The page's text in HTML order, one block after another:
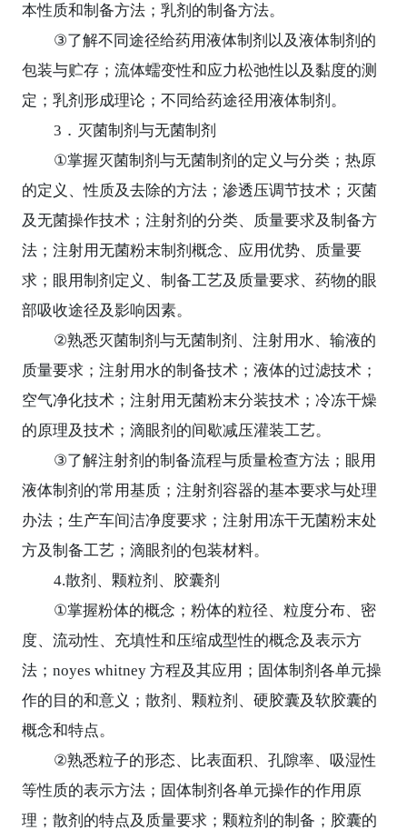
本性质和制备方法；乳剂的制备方法。
③了解不同途径给药用液体制剂以及液体制剂的
包装与贮存；流体蠕变性和应力松弛性以及黏度的测
定；乳剂形成理论；不同给药途径用液体制剂。
3 ．灭菌制剂与无菌制剂
①掌握灭菌制剂与无菌制剂的定义与分类；热原
的定义、性质及去除的方法；渗透压调节技术；灭菌
及无菌操作技术；注射剂的分类、质量要求及制备方
法；注射用无菌粉末制剂概念、应用优势、质量要
求；眼用制剂定义、制备工艺及质量要求、药物的眼
部吸收途径及影响因素。
②熟悉灭菌制剂与无菌制剂、注射用水、输液的
质量要求；注射用水的制备技术；液体的过滤技术；
空气净化技术；注射用无菌粉末分装技术；冷冻干燥
的原理及技术；滴眼剂的间歇减压灌装工艺。
③了解注射剂的制备流程与质量检查方法；眼用
液体制剂的常用基质；注射剂容器的基本要求与处理
办法；生产车间洁净度要求；注射用冻干无菌粉末处
方及制备工艺；滴眼剂的包装材料。
4.散剂、颗粒剂、胶囊剂
①掌握粉体的概念；粉体的粒径、粒度分布、密
度、流动性、充填性和压缩成型性的概念及表示方
法； noyes whitney 方程及其应用；固体制剂各单元操
作的目的和意义；散剂、颗粒剂、硬胶囊及软胶囊的
概念和特点。
②熟悉粒子的形态、比表面积、孔隙率、吸湿性
等性质的表示方法；固体制剂各单元操作的作用原
理；散剂的特点及质量要求；颗粒剂的制备；胶囊的